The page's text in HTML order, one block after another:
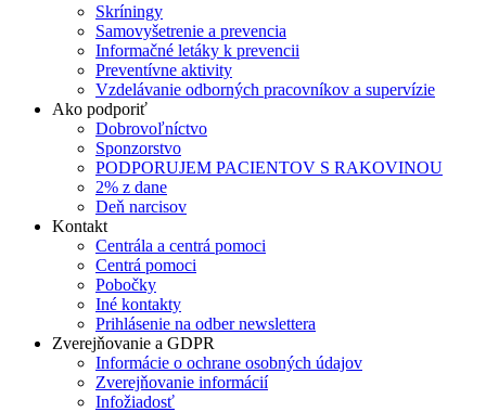
Skríningy
Samovyšetrenie a prevencia
Informačné letáky k prevencii
Preventívne aktivity
Vzdelávanie odborných pracovníkov a supervízie
Ako podporiť
Dobrovoľníctvo
Sponzorstvo
PODPORUJEM PACIENTOV S RAKOVINOU
2% z dane
Deň narcisov
Kontakt
Centrála a centrá pomoci
Centrá pomoci
Pobočky
Iné kontakty
Prihlásenie na odber newslettera
Zverejňovanie a GDPR
Informácie o ochrane osobných údajov
Zverejňovanie informácií
Infožiadosť